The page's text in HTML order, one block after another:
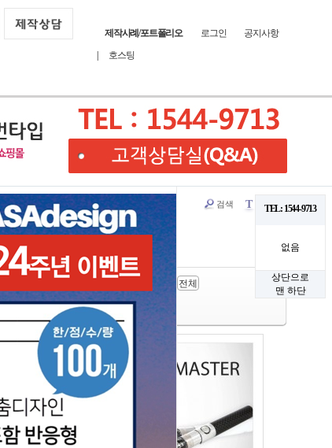
제작사례/포트폴리오 로그인
공지사항
호스팅
TEL: 1544-9713
없음
상단으로
맨 하단
검색 T 글꼴
전체